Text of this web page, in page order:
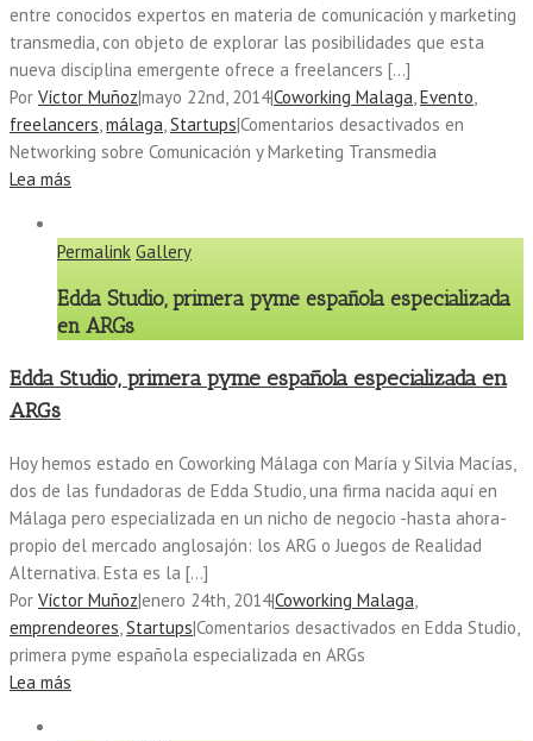
entre conocidos expertos en materia de comunicación y marketing
transmedia, con objeto de explorar las posibilidades que esta
nueva disciplina emergente ofrece a freelancers […]
Por Víctor Muñoz|mayo 22nd, 2014|Coworking Malaga,Evento,
freelancers,málaga,Startups|Comentarios desactivados en
Networking sobre Comunicación y Marketing Transmedia
Lea más
Permalink Gallery
Edda Studio, primera pyme española especializada
en ARGs
Edda Studio, primera pyme española especializada en
ARGs
Hoy hemos estado en Coworking Málaga con María y Silvia Macías,
dos de las fundadoras de Edda Studio, una firma nacida aquí en
Málaga pero especializada en un nicho de negocio -hasta ahora-
propio del mercado anglosajón: los ARG o Juegos de Realidad
Alternativa. Esta es la […]
Por Víctor Muñoz|enero 24th, 2014|Coworking Malaga
emprendeores Startups|Comentarios desactivados en Edda Studio,
primera pyme española especializada en ARGs
Lea más